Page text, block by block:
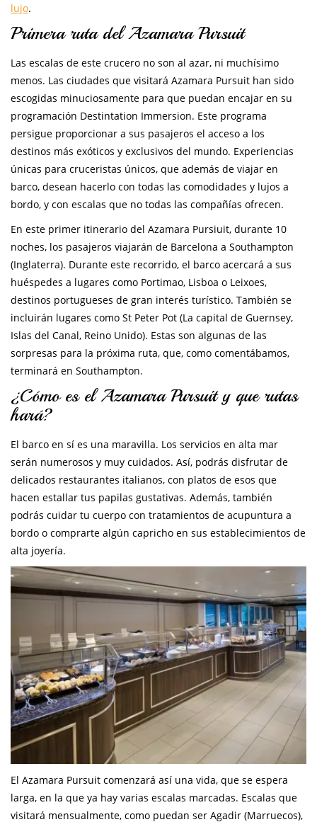
lujo.
Primera ruta del Azamara Pursuit
Las escalas de este crucero no son al azar, ni muchísimo
menos. Las ciudades que visitará Azamara Pursuit han sido
escogidas minuciosamente para que puedan encajar en su
programación Destintation Immersion. Este programa
persigue proporcionar a sus pasajeros el acceso a los
destinos más exóticos y exclusivos del mundo. Experiencias
únicas para cruceristas únicos, que además de viajar en
barco, desean hacerlo con todas las comodidades y lujos a
bordo, y con escalas que no todas las compañías ofrecen.
En este primer itinerario del Azamara Pursiuit, durante 10
noches, los pasajeros viajarán de Barcelona a Southampton
(Inglaterra). Durante este recorrido, el barco acercará a sus
huéspedes a lugares como Portimao, Lisboa o Leixoes,
destinos portugueses de gran interés turístico. También se
incluirán lugares como St Peter Pot (La capital de Guernsey,
Islas del Canal, Reino Unido). Estas son algunas de las
sorpresas para la próxima ruta, que, como comentábamos,
terminará en Southampton.
¿Cómo es el Azamara Pursuit y que rutas
hará?
El barco en sí es una maravilla. Los servicios en alta mar
serán numerosos y muy cuidados. Así, podrás disfrutar de
delicados restaurantes italianos, con platos de esos que
hacen estallar tus papilas gustativas. Además, también
podrás cuidar tu cuerpo con tratamientos de acupuntura a
bordo o comprarte algún capricho en sus establecimientos de
alta joyería.
El Azamara Pursuit comenzará así una vida, que se espera
larga, en la que ya hay varias escalas marcadas. Escalas que
visitará mensualmente, como puedan ser Agadir (Marruecos),